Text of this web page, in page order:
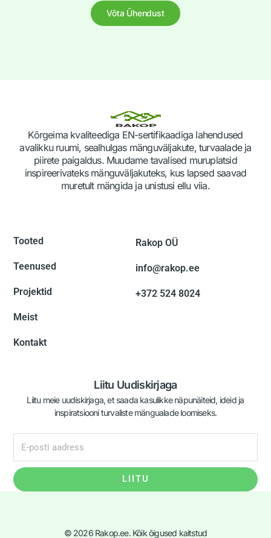
Võta Ühendust
Kõrgeima kvaliteediga EN-sertifikaadiga lahendused
avalikku ruumi, sealhulgas mänguväljakute, turvaalade ja
piirete paigaldus. Muudame tavalised muruplatsid
inspireerivateks mänguväljakuteks, kus lapsed saavad
muretult mängida ja unistusi ellu viia.
Tooted
Teenused
Projektid
Meist
Kontakt
Rakop OÜ
info@rakop.ee
+372 524 8024
Liitu Uudiskirjaga
Liitu meie uudiskirjaga, et saada kasulikke näpunäiteid, ideid ja
inspiratsiooni turvaliste mängualade loomiseks.
LIITU
© 2026 Rakop.ee. Kõik õigused kaitstud